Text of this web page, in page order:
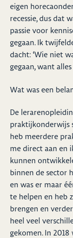
eigen
recessie, dus dat
passie voor
gegaan. Ik
dacht: ‘Wie niet
gegaan, want
Wat was een
De
praktijkonderwijs
heb meerdere
me direct aan en
kunnen
binnen de sector
en was er maar
te helpen en heb
brengen en
heel veel
gekomen. In